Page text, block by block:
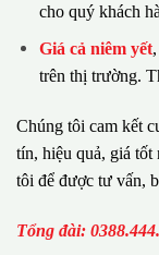
cho quý khách
Giá cả niêm yết
trên thị trường.
Chúng tôi cam kết
tín, hiệu quả, giá
tôi để được tư vấn,
Tổng đài: